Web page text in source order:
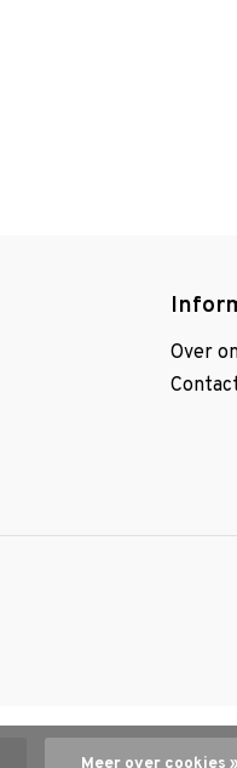
Over
Meer over cookies »